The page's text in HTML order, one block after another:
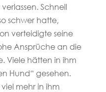
Schnell
schwer hatte,
verteidigte seine
Ansprüche an die
Viele hätten in ihm
Hund“ gesehen.
mehr in ihm